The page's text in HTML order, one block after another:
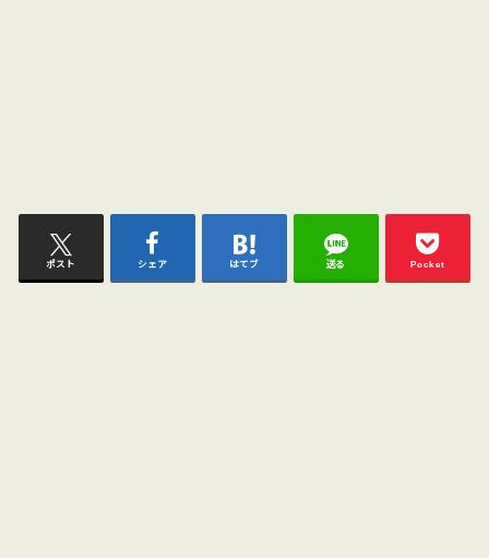
ポスト シェア はてブ 送る Pocket